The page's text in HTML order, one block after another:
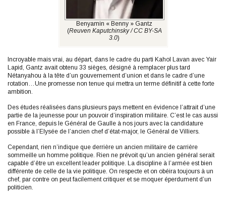
Benyamin « Benny » Gantz
(Reuven Kaputchinsky / CC BY-SA
3.0)
Incroyable mais vrai, au départ, dans le cadre du parti Kahol Lavan avec Yair
Lapid, Gantz avait obtenu 33 sièges, désigné à remplacer plus tard
Nétanyahou à la tête d’un gouvernement d’union et dans le cadre d’une
rotation…Une promesse non tenue qui mettra un terme définitif à cette forte
ambition.
Des études réalisées dans plusieurs pays mettent en évidence l’attrait d’une
partie de la jeunesse pour un pouvoir d’inspiration militaire. C’est le cas aussi
en France, depuis le Général de Gaulle à nos jours avec la candidature
possible à l’Elysée de l’ancien chef d’état-major, le Général de Villiers.
Cependant, rien n’indique que derrière un ancien militaire de carrière
sommeille un homme politique. Rien ne prévoit qu’un ancien général serait
capable d’être un excellent leader politique. La discipline à l’armée est bien
différente de celle de la vie politique. On respecte et on obéira toujours à un
chef, par contre on peut facilement critiquer et se moquer éperdument d’un
politicien.